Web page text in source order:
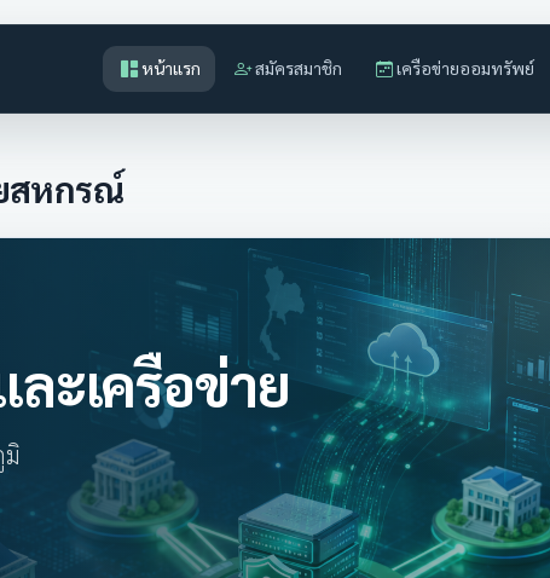
หน้าแรก สมัครสมาชิก เครือข่ายออมทรัพย์
สหกรณ์
ะเครือข่าย
มิ